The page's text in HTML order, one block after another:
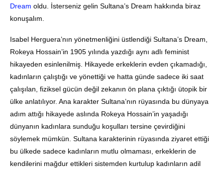
Dream oldu. İsterseniz gelin Sultana’s Dream hakkında biraz
konuşalım.
Isabel Herguera’nın yönetmenliğini üstlendiği Sultana’s Dream,
Rokeya Hossain’in 1905 yılında yazdığı aynı adlı feminist
hikayeden esinlenilmiş. Hikayede erkeklerin evden çıkamadığı,
kadınların çalıştığı ve yönettiği ve hatta günde sadece iki saat
çalışılan, fiziksel gücün değil zekanın ön plana çıktığı ütopik bir
ülke anlatılıyor. Ana karakter Sultana’nın rüyasında bu dünyaya
adım attığı hikayede aslında Rokeya Hossain’in yaşadığı
dünyanın kadınlara sunduğu koşulları tersine çevirdiğini
söylemek mümkün. Sultana karakterinin rüyasında ziyaret ettiği
bu ülkede sadece kadınların mutlu olmaması, erkeklerin de
kendilerini mağdur ettikleri sistemden kurtulup kadınların adil